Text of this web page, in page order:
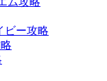
ビー攻略